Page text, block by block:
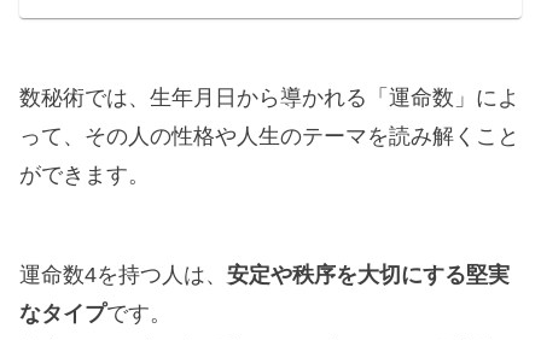
数秘術では、生年月日から導かれる「運命数」によ
って、その人の性格や人生のテーマを読み解くこと
ができます。
運命数4を持つ人は、 安定や秩序を大切にする堅実
なタイプです。